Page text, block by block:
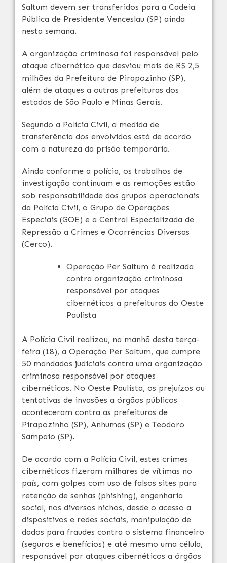
Saltum devem ser transferidos para a Cadeia
Pública de Presidente Venceslau (SP) ainda
nesta semana.
A organização criminosa foi responsável pelo
ataque cibernético que desviou mais de R$ 2,5
milhões da Prefeitura de Pirapozinho (SP),
além de ataques a outras prefeituras dos
estados de São Paulo e Minas Gerais.
Segundo a Polícia Civil, a medida de
transferência dos envolvidos está de acordo
com a natureza da prisão temporária.
Ainda conforme a polícia, os trabalhos de
investigação continuam e as remoções estão
sob responsabilidade dos grupos operacionais
da Polícia Civil, o Grupo de Operações
Especiais (GOE) e a Central Especializada de
Repressão a Crimes e Ocorrências Diversas
(Cerco).
Operação Per Saltum é realizada
contra organização criminosa
responsável por ataques
cibernéticos a prefeituras do Oeste
Paulista
A Polícia Civil realizou, na manhã desta terça-
feira (18), a Operação Per Saltum, que cumpre
50 mandados judiciais contra uma organização
criminosa responsável por ataques
cibernéticos. No Oeste Paulista, os prejuízos ou
tentativas de invasões a órgãos públicos
aconteceram contra as prefeituras de
Pirapozinho (SP), Anhumas (SP) e Teodoro
Sampaio (SP).
De acordo com a Polícia Civil, estes crimes
cibernéticos fizeram milhares de vítimas no
país, com golpes com uso de falsos sites para
retenção de senhas (phishing), engenharia
social, nos diversos nichos, desde o acesso a
dispositivos e redes sociais, manipulação de
dados para fraudes contra o sistema financeiro
(seguros e benefícios) e até mesmo uma célula,
responsável por ataques cibernéticos a órgãos